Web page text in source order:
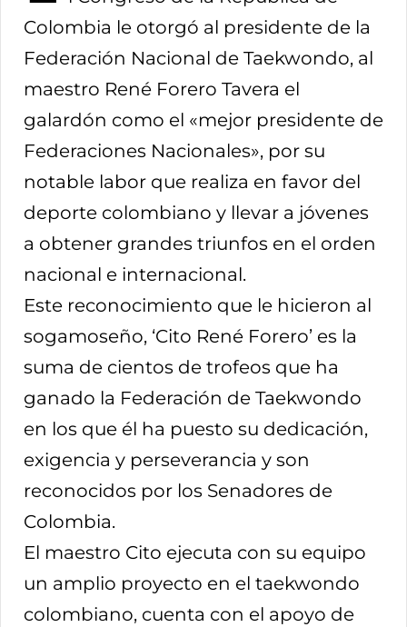
Colombia le otorgó al presidente de la
Federación Nacional de Taekwondo, al
maestro René Forero Tavera el
galardón como el «mejor presidente de
Federaciones Nacionales», por su
notable labor que realiza en favor del
deporte colombiano y llevar a jóvenes
a obtener grandes triunfos en el orden
nacional e internacional.
Este reconocimiento que le hicieron al
sogamoseño, ‘Cito René Forero’ es la
suma de cientos de trofeos que ha
ganado la Federación de Taekwondo
en los que él ha puesto su dedicación,
exigencia y perseverancia y son
reconocidos por los Senadores de
Colombia.
El maestro Cito ejecuta con su equipo
un amplio proyecto en el taekwondo
colombiano, cuenta con el apoyo de